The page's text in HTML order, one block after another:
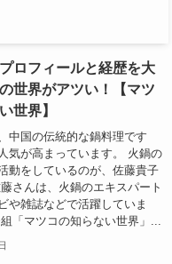
ロフィールと経歴を大
世界がアツい！【マツ
世界】
中国の伝統的な鍋料理です
気が高まっています。 火鍋の
動をしているのが、佐藤貴子
さんは、火鍋のエキスパート
や雑誌などで活躍していま
「マツコの知らない世界」...